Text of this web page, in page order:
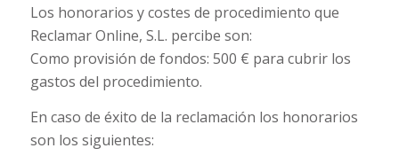
Los honorarios y costes de procedimiento que
Reclamar Online, S.L. percibe son:
Como provisión de fondos: 500 € para cubrir los
gastos del procedimiento.
En caso de éxito de la reclamación los honorarios
son los siguientes: